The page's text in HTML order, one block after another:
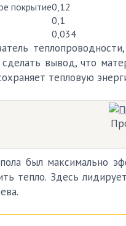
покрытие0,12
0,1
0,034
вывод, что
тепловую
был максимально
тепло. Здесь